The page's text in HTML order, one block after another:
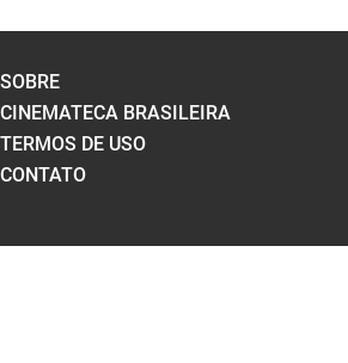
SOBRE
CINEMATECA BRASILEIRA
TERMOS DE USO
CONTATO